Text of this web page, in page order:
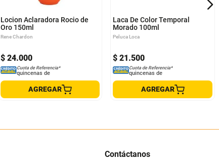
Locion Aclaradora Rocio de
Oro 150ml
Rene Chardon
$ 24.000
Cuota de Referencia*
quincenas de
AGREGAR
Laca De Color Temporal
Morado 100ml
Peluca Loca
$ 21.500
Cuota de Referencia*
quincenas de
AGREGAR
Contáctanos